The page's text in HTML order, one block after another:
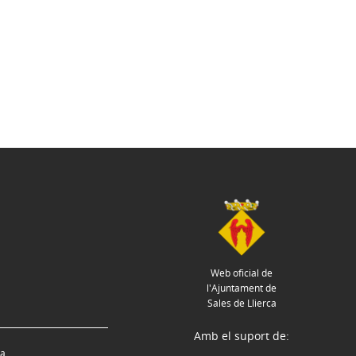
Web oficial de
l'Ajuntament de
Sales de Llierca
Amb el suport de: